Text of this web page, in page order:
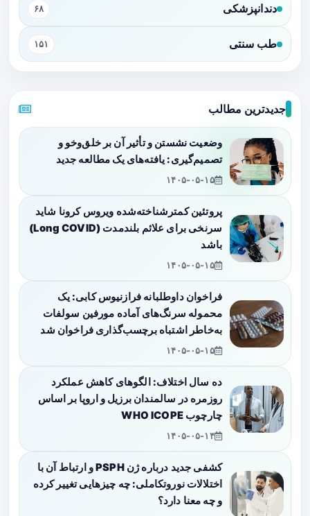
دندانپزشکی ۶۸
طب سنتی ۱۵۱
جدیدترین مطالب
وضعیت نشستن و تأثیر آن بر خلق‌وخو و
تصمیم‌گیری: یافته‌های یک مطالعه جدید
۱۴۰۵-۰۵-۱۵
پروتئین کمترشناخته‌شده ویروس کرونا شاید
سرنخی برای علائم بلندمدت (Long COVID)
باشد
۱۴۰۵-۰۵-۱۵
فراخوان داوطلبانه فرازنیوس کابی: یک
محموله سرنگ‌های آماده مورفین سولفات
به‌خاطر اشتباه برچسب‌گذاری فراخوان شد
۱۴۰۵-۰۵-۱۵
ده سال اختلاف: الگوهای کاهش عملکرد
روزمره در سالمندان برزیل و اروپا بر اساس
چارچوب WHO ICOPE
۱۴۰۵-۰۵-۱۴
کشفی جدید درباره ژن PSPH و ارتباط آن با
اختلالات نوروتکاملی: چه چیزهایی تغییر کرده
و چه معنا دارد؟